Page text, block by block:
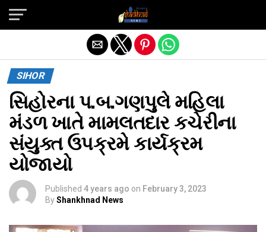
SIHOR
સિહોરના પ.બ.ગણપુલે મહિલા
મંડળ ખાતે મામલતદાર કચેરીના
સંયુક્ત ઉપક્રમે કાર્યક્રમ
યોજાયો
Published 4 years ago on February 3, 2023
ByShankhnad News
Exit mobile version